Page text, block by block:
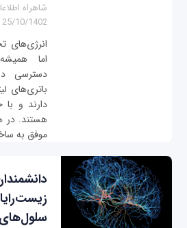
شاهراه
25/10/1402 - 14:50
انرژی‌های
اما
دسترسی
باتری‌های
دارند و
هستند. در
موفق به